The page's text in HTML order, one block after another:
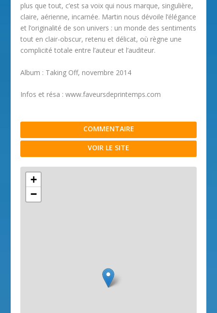
plus que tout, c’est sa voix qui nous marque, singulière,
claire, aérienne, incarnée. Martin nous dévoile l’élégance
et l’originalité de son univers : un monde des sentiments
tout en clair-obscur, retenu et délicat, où règne une
complicité totale entre l’auteur et l’auditeur.
Album : Taking Off, novembre 2014
Infos et résa : www.faveursdeprintemps.com
COMMENTAIRE
VOIR LE SITE
+
−